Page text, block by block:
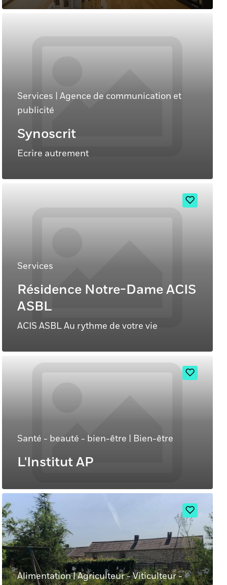
Services | Agence de communication et
publicité
Synoscrit
Ecrire autrement
Services
Résidence Notre-Dame ACIS
ASBL
ACIS ASBL Au rythme de votre vie
Santé - beauté - bien-être | Bien-être
L'Institut AP
Alimentation|Agriculteur - Viticulteur -